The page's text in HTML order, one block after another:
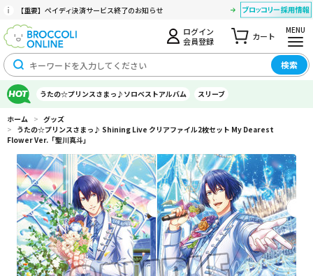
【重要】ペイディ決済サービス終了のお知らせ
ログイン
会員登録
カート
MENU
検索
うたの☆プリンスさまっ♪ソロベストアルバム スリーブ
ホーム > グッズ
> うたの☆プリンスさまっ♪ Shining Live クリアファイル2枚セット My Dearest
Flower Ver.「聖川真斗」